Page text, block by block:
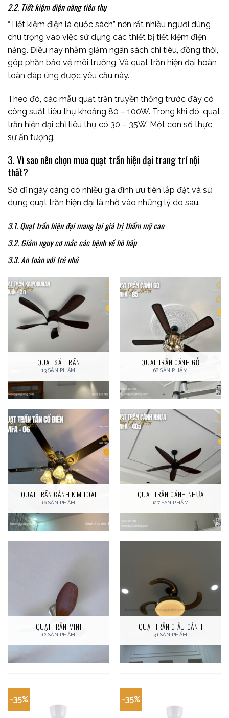
2.2. Tiết kiệm điện năng tiêu thụ
“Tiết kiệm điện là quốc sách” nên rất nhiều người dùng
chú trọng vào việc sử dụng các thiết bị tiết kiệm điện
năng. Điều này nhằm giảm ngân sách chi tiêu, đồng thời,
góp phần bảo vệ môi trường. Và quạt trần hiện đại hoàn
toàn đáp ứng được yêu cầu này.
Theo đó, các mẫu quạt trần truyền thống trước đây có
công suất tiêu thụ khoảng 80 – 100W. Trong khi đó, quạt
trần hiện đại chỉ tiêu thụ có 30 – 35W. Một con số thực
sự ấn tượng.
3. Vì sao nên chọn mua quạt trần hiện đại trang trí nội
thất?
Sở dĩ ngày càng có nhiều gia đình ưu tiên lắp đặt và sử
dụng quạt trần hiện đại là nhờ vào những lý do sau.
3.1. Quạt trần hiện đại mang lại giá trị thẩm mỹ cao
3.2. Giảm nguy cơ mắc các bệnh về hô hấp
3.3. An toàn với trẻ nhỏ
QUẠT SÁT TRẦN
13 SẢN PHẨM
QUẠT TRẦN CÁNH GỖ
68 SẢN PHẨM
QUẠT TRẦN CÁNH KIM LOẠI
16 SẢN PHẨM
QUẠT TRẦN CÁNH NHỰA
127 SẢN PHẨM
QUẠT TRẦN MINI
12 SẢN PHẨM
QUẠT TRẦN GIẤU CÁNH
31 SẢN PHẨM
-35% -35%